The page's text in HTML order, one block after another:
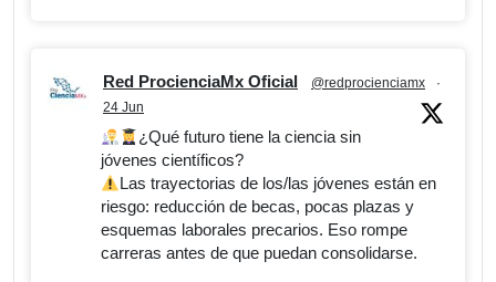
Red ProcienciaMx Oficial @redprocienciamx
·
24 Jun
¿Qué futuro tiene la ciencia sin
jóvenes científicos?
Las trayectorias de los/las jóvenes están en
riesgo: reducción de becas, pocas plazas y
esquemas laborales precarios. Eso rompe
carreras antes de que puedan consolidarse.